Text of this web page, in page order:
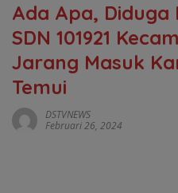
Ada Apa, Diduga
SDN 101921
Jarang Masuk
Temui
DSTVNEWS
Februari 26, 2024